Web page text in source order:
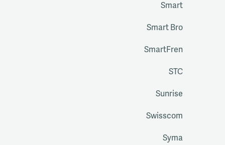
Smart
Smart Bro
SmartFren
STC
Sunrise
Swisscom
Syma